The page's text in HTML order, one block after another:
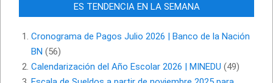
ES TENDENCIA EN LA SEMANA
Cronograma de Pagos Julio 2026 | Banco de la Nación
BN (56)
Calendarización del Año Escolar 2026 | MINEDU (49)